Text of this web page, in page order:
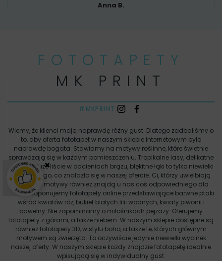
Anna B.
FOTOTAPETY
MK PRINT
#MKPRINT
Wiemy, że klienci mają naprawdę różny gust. Dlatego zadbaliśmy o
to, aby oferta fototapet w naszym sklepie internetowym była
naprawdę bogata. Stawiamy na motywy roślinne, które świetnie
sprawdzają się w każdym pomieszczeniu. Tropikalne lasy, delikatne
drzewa, duże liście w odcieniach brązu, błękitne łąki to tylko niewielki
wycinek tego, co znalazło się w naszej ofercie. Ci, którzy uwielbiają
kwiatowe motywy również znajdą u nas coś odpowiedniego dla
siebie. Proponujemy fototapety online przedstawiające barwne ptaki
wśród kwiatów róż, bukiet białych lilii wodnych, kwiaty piwonii i
bawełny. Nie zapominamy o miłośnikach pejzaży. Oferujemy
fototapety z górami, a także niebem. W naszym sklepie dostępne są
również fototapety 3D, w stylu boho, a także te, których głównym
motywem są zwierzęta. To oczywiście jedynie niewielki wycinek
naszej oferty. W naszym sklepie każdy znajdzie fototapetę idealnie
wpisującą się w indywidualny gust.
×